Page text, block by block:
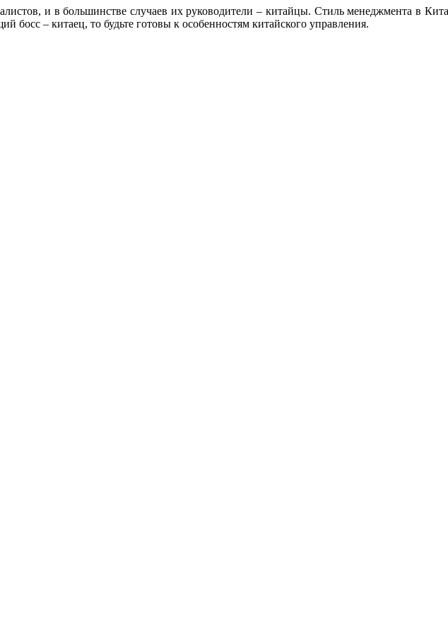
и в большинстве случаев их руководители – китайцы. Стиль менеджмента в
– китаец, то будьте готовы к особенностям китайского управления.